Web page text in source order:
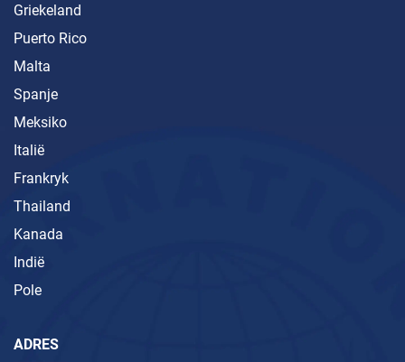
Griekeland
Puerto Rico
Malta
Spanje
Meksiko
Italië
Frankryk
Thailand
Kanada
Indië
Pole
ADRES